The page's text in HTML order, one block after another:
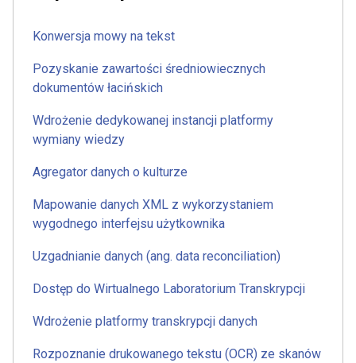
Konwersja mowy na tekst
Pozyskanie zawartości średniowiecznych
dokumentów łacińskich
Wdrożenie dedykowanej instancji platformy
wymiany wiedzy
Agregator danych o kulturze
Mapowanie danych XML z wykorzystaniem
wygodnego interfejsu użytkownika
Uzgadnianie danych (ang. data reconciliation)
Dostęp do Wirtualnego Laboratorium Transkrypcji
Wdrożenie platformy transkrypcji danych
Rozpoznanie drukowanego tekstu (OCR) ze skanów